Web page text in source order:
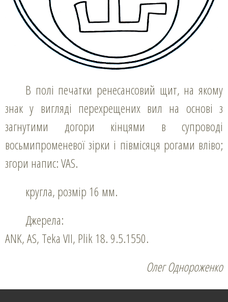
В полі печатки ренесансовий щит, на якому
знак у вигляді перехрещених вил на основі з
загнутими догори кінцями в супроводі
восьмипроменевої зірки і півмісяця рогами вліво;
згори напис: VAS.
кругла, розмір 16 мм.
Джерела:
ANK, AS, Teka VII, Plik 18. 9.5.1550.
Олег Однороженко